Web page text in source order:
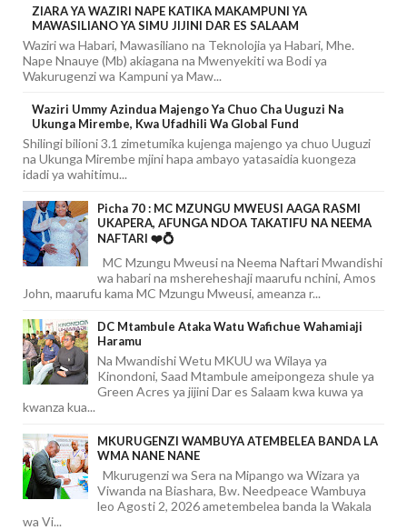
ZIARA YA WAZIRI NAPE KATIKA MAKAMPUNI YA
MAWASILIANO YA SIMU JIJINI DAR ES SALAAM
Waziri wa Habari, Mawasiliano na Teknolojia ya Habari, Mhe.
Nape Nnauye (Mb) akiagana na Mwenyekiti wa Bodi ya
Wakurugenzi wa Kampuni ya Maw...
Waziri Ummy Azindua Majengo Ya Chuo Cha Uuguzi Na
Ukunga Mirembe, Kwa Ufadhili Wa Global Fund
Shilingi bilioni 3.1 zimetumika kujenga majengo ya chuo Uuguzi
na Ukunga Mirembe mjini hapa ambayo yatasaidia kuongeza
idadi ya wahitimu...
Picha 70 : MC MZUNGU MWEUSI AAGA RASMI
UKAPERA, AFUNGA NDOA TAKATIFU NA NEEMA
NAFTARI ❤️💍
MC Mzungu Mweusi na Neema Naftari Mwandishi
wa habari na mshereheshaji maarufu nchini, Amos
John, maarufu kama MC Mzungu Mweusi, ameanza r...
DC Mtambule Ataka Watu Wafichue Wahamiaji
Haramu
Na Mwandishi Wetu MKUU wa Wilaya ya
Kinondoni, Saad Mtambule ameipongeza shule ya
Green Acres ya jijini Dar es Salaam kwa kuwa ya
kwanza kua...
MKURUGENZI WAMBUYA ATEMBELEA BANDA LA
WMA NANE NANE
Mkurugenzi wa Sera na Mipango wa Wizara ya
Viwanda na Biashara, Bw. Needpeace Wambuya
leo Agosti 2, 2026 ametembelea banda la Wakala
wa Vi...